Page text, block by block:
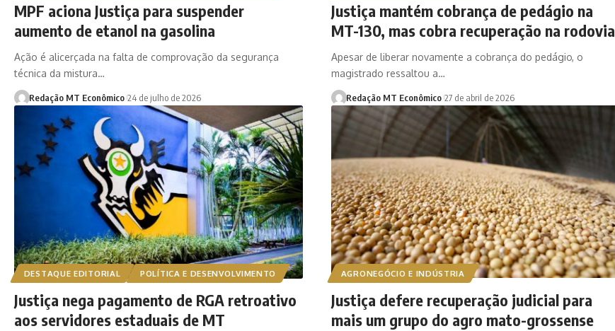
MPF aciona Justiça para suspender
aumento de etanol na gasolina
Ação é alicerçada na falta de comprovação da segurança
técnica da mistura…
Redação MT Econômico 24 de julho de 2026
Justiça mantém cobrança de pedágio na
MT-130, mas cobra recuperação na rodovia
Apesar de liberar novamente a cobrança do pedágio, o
magistrado ressaltou a…
Redação MT Econômico 27 de abril de 2026
DESTAQUE EDITORIAL POLÍTICA E DESENVOLVIMENTO
Justiça nega pagamento de RGA retroativo
aos servidores estaduais de MT
AGRONEGÓCIO E INDÚSTRIA
Justiça defere recuperação judicial para
mais um grupo do agro mato-grossense